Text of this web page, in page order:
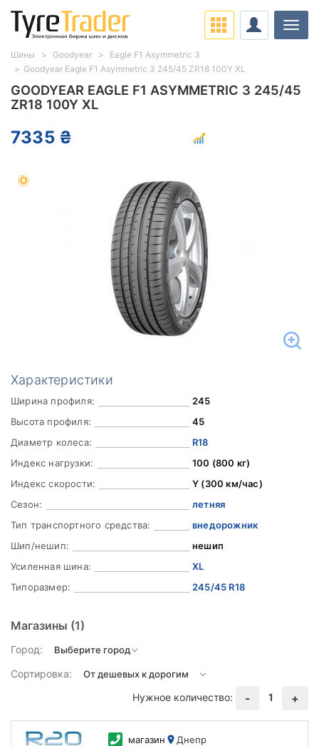
GOODYEAR EAGLE F1 ASYMMETRIC 3 245/45
ZR18 100Y XL
7335 ₴
Характеристики
Ширина профиля:
245
Высота профиля:
45
Диаметр колеса:
R18
Индекс нагрузки:
100 (800 кг)
Индекс скорости:
Y (300 км/час)
Сезон:
летняя
Тип транспортного средства:
внедорожник
Шип/нешип:
нешип
Усиленная шина:
XL
Типоразмер:
245/45 R18
Магазины (1)
Город:
Сортировка:
Нужное количество:
- 1 +
магазин Днепр
Шины Goodyear
Eagle F1 Asymmetric 3
Goodyear Eagle F1 Asymmetric 3 245/45 ZR18 100Y XL